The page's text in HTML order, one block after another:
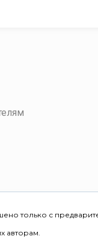
только с
авторам.